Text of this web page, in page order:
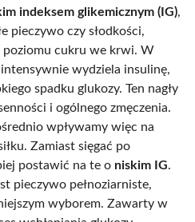
indeksem glikemicznym (IG),
pieczywo czy słodkości,
poziomu cukru we krwi. W
wydziela insulinę,
spadku glukozy. Ten nagły
i ogólnego zmęczenia.
wpływamy więc na
Zamiast sięgać po
postawić na te o niskim IG.
pieczywo pełnoziarniste,
wyborem. Zawarty w